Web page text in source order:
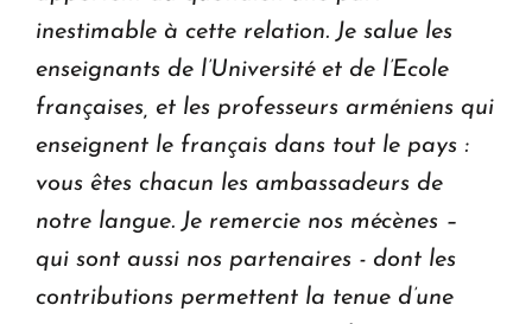
inestimable à cette relation. Je salue les
enseignants de l’Université et de l’Ecole
françaises, et les professeurs arméniens qui
enseignent le français dans tout le pays :
vous êtes chacun les ambassadeurs de
notre langue. Je remercie nos mécènes –
qui sont aussi nos partenaires - dont les
contributions permettent la tenue d’une